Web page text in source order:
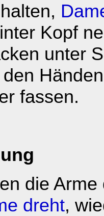
Kopf
unter
fassen.
die
dreht,